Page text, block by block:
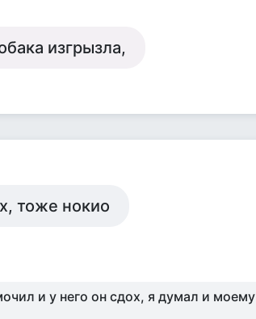
изгрызла,
тоже нокио
и у него он сдох, я думал и моему